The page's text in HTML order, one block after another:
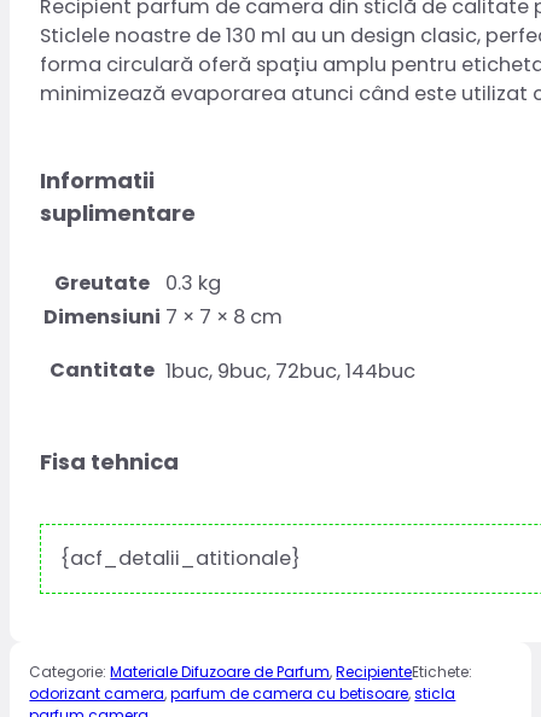
Recipient parfum de camera din sticlă de
Sticlele noastre de 130 ml au un design clasic,
forma circulară oferă spațiu amplu pentru
minimizează evaporarea atunci când este utilizat
Informatii
suplimentare
Greutate
0.3 kg
Dimensiuni 7 × 7 × 8 cm
Cantitate 1buc, 9buc, 72buc, 144buc
Fisa tehnica
{acf_detalii_atitionale}
Categorie:Materiale Difuzoare de Parfum,RecipienteEtichete:
odorizant camera,parfum de camera cu betisoare,sticla